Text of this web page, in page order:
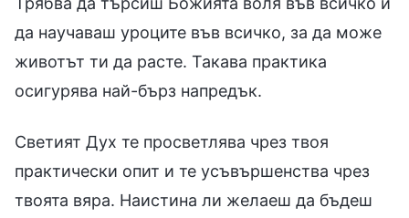
да научаваш уроците във всичко, за да може
животът ти да расте. Такава практика
осигурява най-бърз напредък.
Светият Дух те просветлява чрез твоя
практически опит и те усъвършенства чрез
твоята вяра. Наистина ли желаеш да бъдеш